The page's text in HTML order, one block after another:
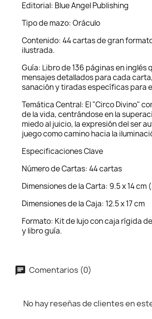
Editorial: Blue Angel Publishing
Tipo de mazo: Oráculo
Contenido: 44 cartas de gran
ilustrada.
Guía: Libro de 136 páginas en inglés
mensajes detallados para cada
sanación y tiradas específicas para
Temática Central: El "Circo Divino"
de la vida, centrándose en la
miedo al juicio, la expresión del ser
juego como camino hacia la
Especificaciones Clave
Número de Cartas: 44 cartas
Dimensiones de la Carta: 9.5 x 14 cm
Dimensiones de la Caja: 12.5 x 17 cm
Formato: Kit de lujo con caja rígida
y libro guía.
Comentarios (0)
No hay reseñas de clientes en